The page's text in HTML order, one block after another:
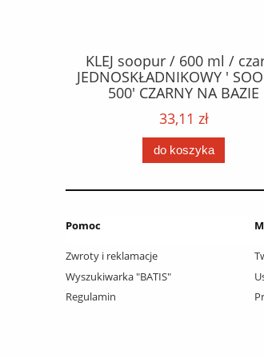
KLEJ soopur / 600 ml /
JEDNOSKŁADNIKOWY '
500' CZARNY NA BAZIE
POLIURETANU/ kolor -
karton 20 szt. / pistolet do
307730 /
33,11 zł
do koszyka
Pomoc
Zwroty i reklamacje
Wyszukiwarka "BATIS"
Regulamin